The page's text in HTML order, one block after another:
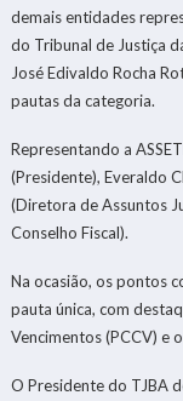
demais entidades
do Tribunal de Justiça
José Edivaldo Rocha
pautas da categoria.
Representando a
(Presidente), Everaldo
(Diretora de Assuntos
Conselho Fiscal).
Na ocasião, os pontos
pauta única, com
Vencimentos (PCCV) e
O Presidente do TJBA